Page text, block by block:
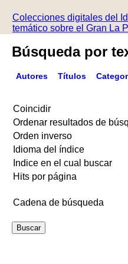
Colecciones digitales del
temático sobre el Gran La
Búsqueda por
Autores Títulos
Coincidir
Ordenar resultados de
Orden inverso
Idioma del índice
Indice en el cual buscar
Hits por página
Cadena de búsqueda